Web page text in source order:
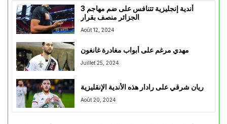
3 أندية إنجليزية تتنافس على ضم مهاجم
الجزائر منصف بقرار
Août 12, 2024
مهدي مرغم على أبواب مغادرة غانغون
Juillet 25, 2024
ريان شرقي على رادار هذه الأندية الإنقليزية
Août 20, 2024